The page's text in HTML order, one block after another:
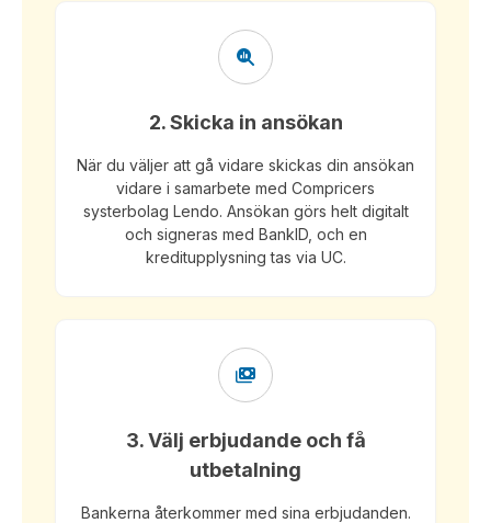
2. Skicka in ansökan
När du väljer att gå vidare skickas din ansökan
vidare i samarbete med Compricers
systerbolag Lendo. Ansökan görs helt digitalt
och signeras med BankID, och en
kreditupplysning tas via UC.
3. Välj erbjudande och få
utbetalning
Bankerna återkommer med sina erbjudanden.